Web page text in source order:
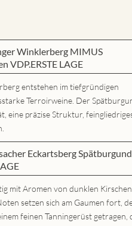
Winklerberg MIMUS
VDP.ERSTE LAGE
entstehen im tiefgründigen
Terroirweine. Der
eine präzise Struktur,
Eckartsberg
mit Aromen von dunklen
setzen sich am Gaumen fort,
feinen Tanningerüst getragen,